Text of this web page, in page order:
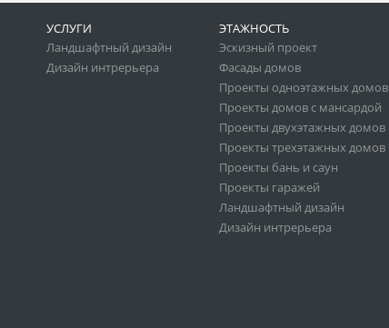
УСЛУГИ
Ландшафтный дизайн
Дизайн интрерьера
ЭТАЖНОСТЬ
Эскизный проект
Фасады домов
Проекты одноэтажных домов
Проекты домов с мансардой
Проекты двухэтажных домов
Проекты трехэтажных домов
Проекты бань и саун
Проекты гаражей
Ландшафтный дизайн
Дизайн интрерьера